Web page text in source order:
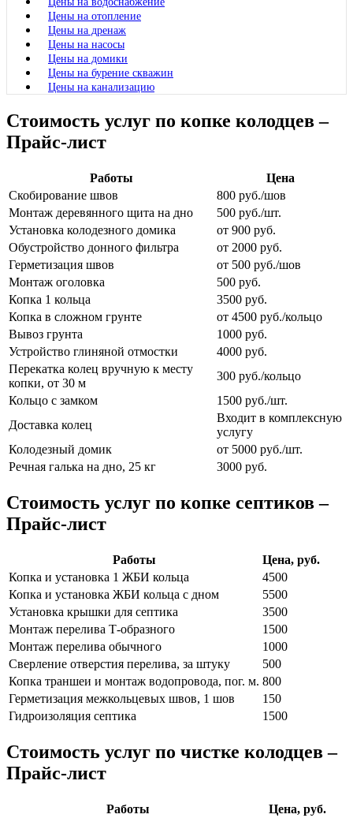
Цены на отопление
Цены на дренаж
Цены на насосы
Цены на домики
Цены на бурение скважин
Цены на канализацию
Стоимость услуг по копке колодцев –
Прайс-лист
Работы
Цена
Скобирование швов
800 руб./шов
Монтаж деревянного щита на дно
500 руб./шт.
Установка колодезного домика
от 900 руб.
Обустройство донного фильтра
от 2000 руб.
Герметизация швов
от 500 руб./шов
Монтаж оголовка
500 руб.
Копка 1 кольца
3500 руб.
Копка в сложном грунте
от 4500 руб./кольцо
Вывоз грунта
1000 руб.
Устройство глиняной отмостки
4000 руб.
Перекатка колец вручную к месту
копки, от 30 м
300 руб./кольцо
Кольцо с замком
1500 руб./шт.
Доставка колец
Входит в комплексную
услугу
Колодезный домик
от 5000 руб./шт.
Речная галька на дно, 25 кг
3000 руб.
Стоимость услуг по копке септиков –
Прайс-лист
Работы
Цена, руб.
Копка и установка 1 ЖБИ кольца
4500
Копка и установка ЖБИ кольца с дном
5500
Установка крышки для септика
3500
Монтаж перелива Т-образного
1500
Монтаж перелива обычного
1000
Сверление отверстия перелива, за штуку
500
Копка траншеи и монтаж водопровода, пог. м. 800
Герметизация межкольцевых швов, 1 шов
150
Гидроизоляция септика
1500
Стоимость услуг по чистке колодцев –
Прайс-лист
Работы
Цена, руб.